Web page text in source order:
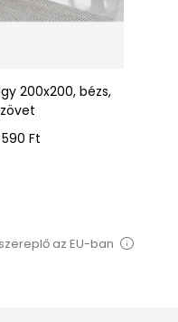
200x200, bézs,
Ft
az EU-ban